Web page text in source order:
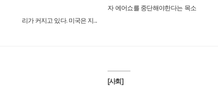
자 에어쇼를 중단해야한다는 목소
리가 커지고 있다. 미국은 지...
[사회]